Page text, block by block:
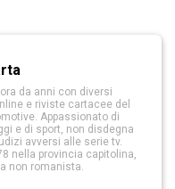
da anni con diversi
e riviste cartacee del
Appassionato di
e di sport, non disdegna
avversi alle serie tv.
nella provincia capitolina,
non romanista.